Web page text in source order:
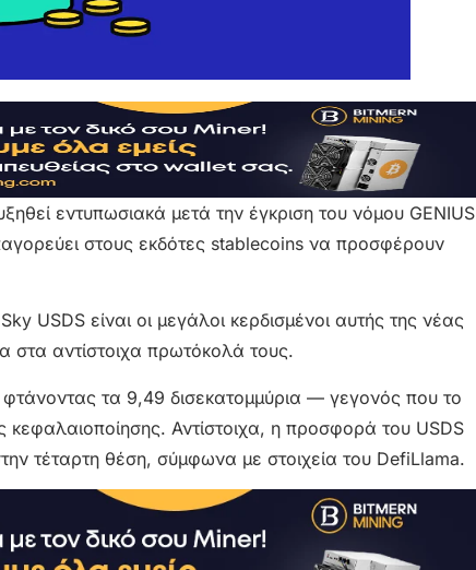
εντυπωσιακά μετά την έγκριση του νόμου GENIUS
στους εκδότες stablecoins να προσφέρουν
USDS είναι οι μεγάλοι κερδισμένοι αυτής της νέας
στα αντίστοιχα πρωτόκολά τους.
τα 9,49 δισεκατομμύρια — γεγονός που το
Αντίστοιχα, η προσφορά του USDS
τέταρτη θέση, σύμφωνα με στοιχεία του DefiLlama.